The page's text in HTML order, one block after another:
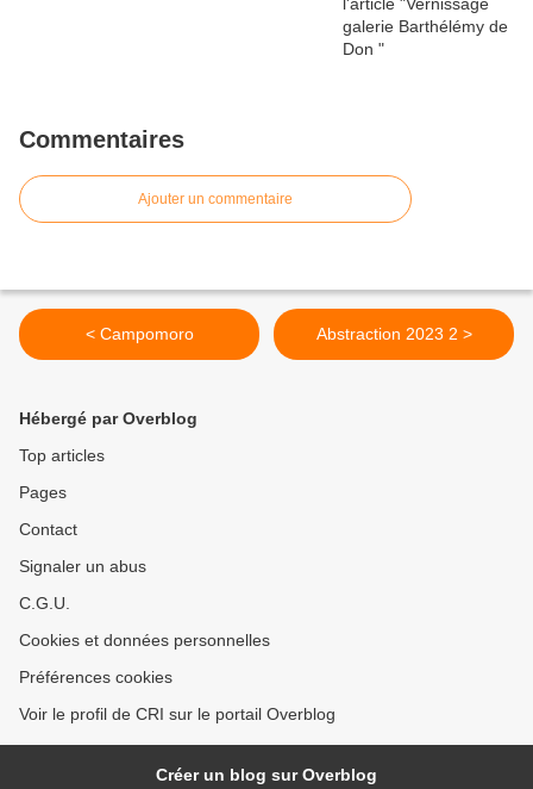
Commentaires
Ajouter un commentaire
< Campomoro Abstraction 2023 2 >
Hébergé par Overblog
Top articles
Pages
Contact
Signaler un abus
C.G.U.
Cookies et données personnelles
Préférences cookies
Voir le profil de CRI sur le portail Overblog
Créer un blog sur Overblog